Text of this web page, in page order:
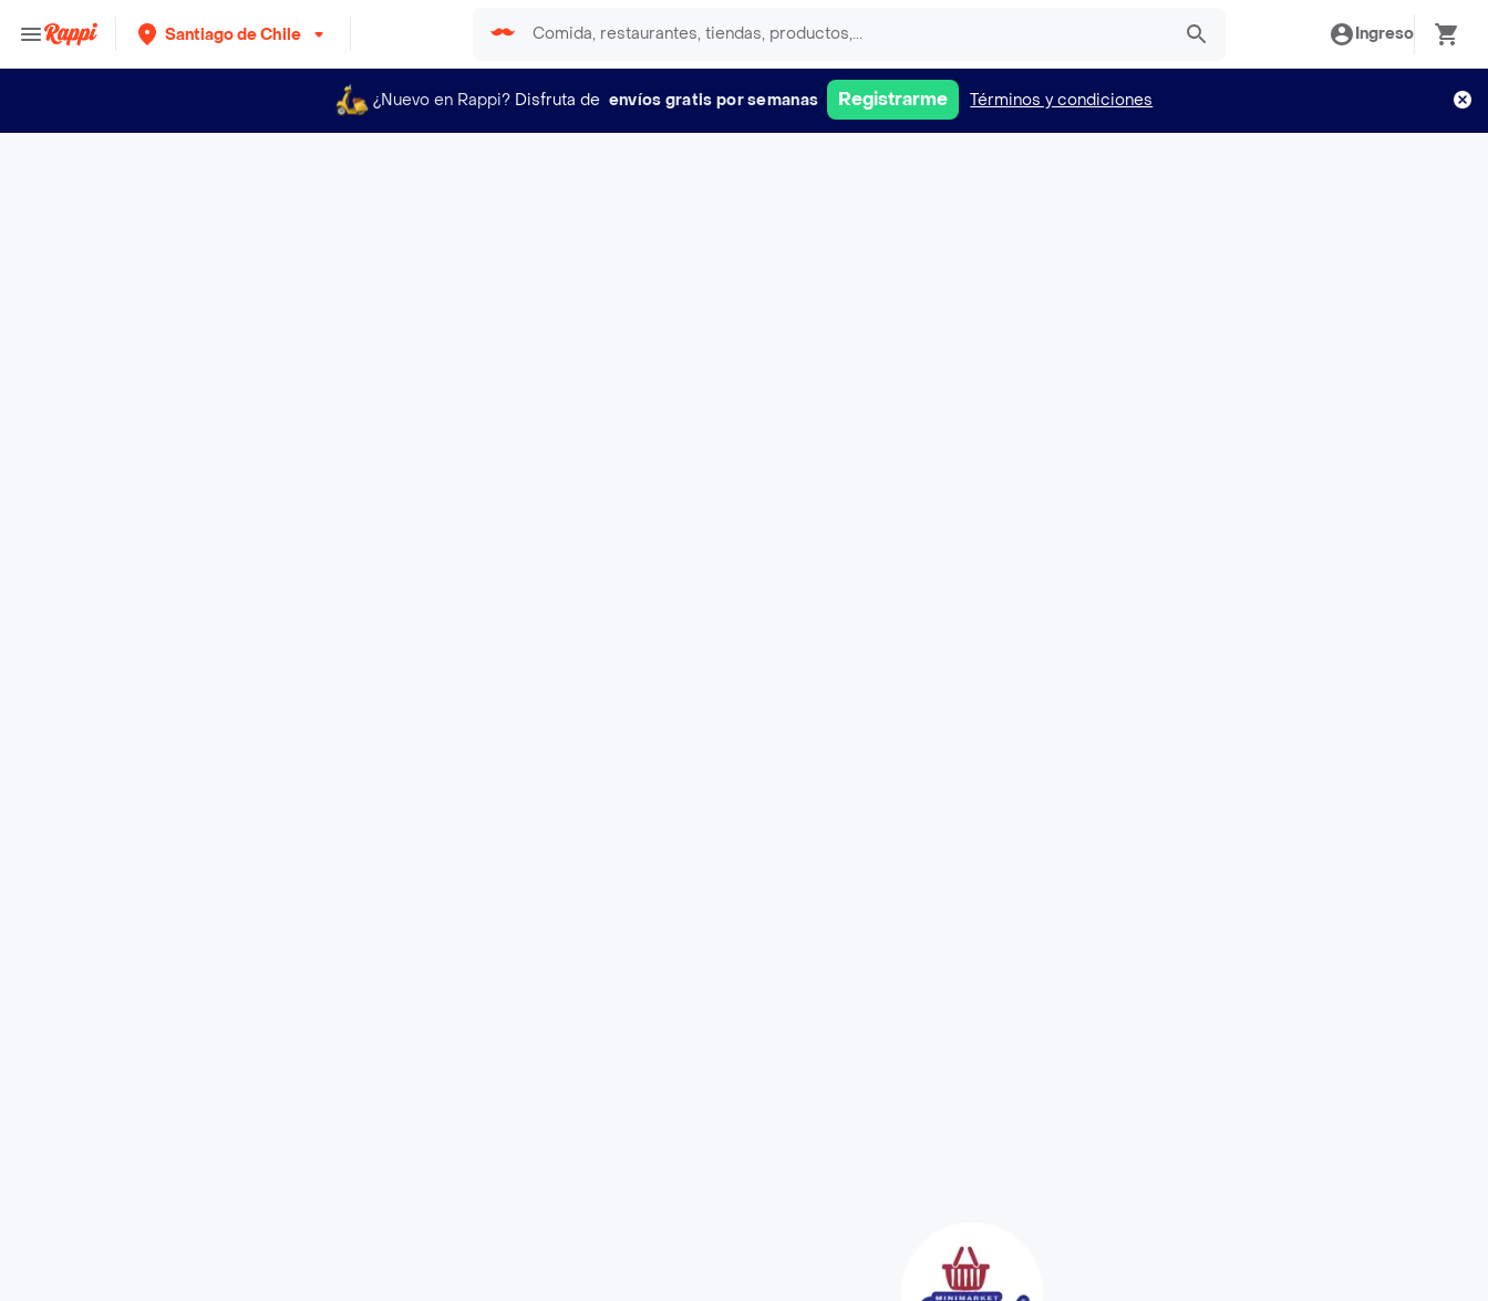
Santiago de Chile Ingreso
¿Nuevo en Rappi? Disfruta de envíos gratis por semanas Registrarme Términos y condiciones